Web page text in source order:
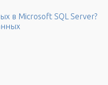
в Microsoft SQL Server?